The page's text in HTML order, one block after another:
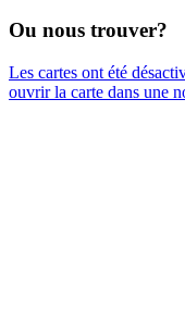
Ou nous trouver?
Les cartes ont été
ouvrir la carte dans une